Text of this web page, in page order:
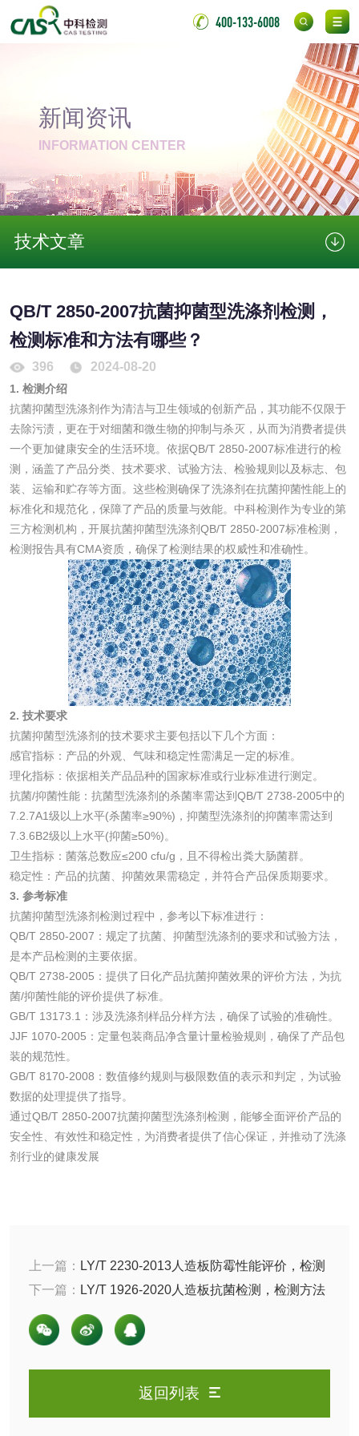
400-133-6008
新闻资讯
INFORMATION CENTER
技术文章
QB/T 2850-2007抗菌抑菌型洗涤剂检测，
检测标准和方法有哪些？
396 2024-08-20
1. 检测介绍
抗菌抑菌型洗涤剂作为清洁与卫生领域的创新产品，其功能不仅限于
去除污渍，更在于对细菌和微生物的抑制与杀灭，从而为消费者提供
一个更加健康安全的生活环境。依据QB/T 2850-2007标准进行的检
测，涵盖了产品分类、技术要求、试验方法、检验规则以及标志、包
装、运输和贮存等方面。这些检测确保了洗涤剂在抗菌抑菌性能上的
标准化和规范化，保障了产品的质量与效能。中科检测作为专业的第
三方检测机构，开展抗菌抑菌型洗涤剂QB/T 2850-2007标准检测，
检测报告具有CMA资质，确保了检测结果的权威性和准确性。
2. 技术要求
抗菌抑菌型洗涤剂的技术要求主要包括以下几个方面：
感官指标：产品的外观、气味和稳定性需满足一定的标准。
理化指标：依据相关产品品种的国家标准或行业标准进行测定。
抗菌/抑菌性能：抗菌型洗涤剂的杀菌率需达到QB/T 2738-2005中的
7.2.7A1级以上水平(杀菌率≥90%)，抑菌型洗涤剂的抑菌率需达到
7.3.6B2级以上水平(抑菌≥50%)。
卫生指标：菌落总数应≤200 cfu/g，且不得检出粪大肠菌群。
稳定性：产品的抗菌、抑菌效果需稳定，并符合产品保质期要求。
3. 参考标准
抗菌抑菌型洗涤剂检测过程中，参考以下标准进行：
QB/T 2850-2007：规定了抗菌、抑菌型洗涤剂的要求和试验方法，
是本产品检测的主要依据。
QB/T 2738-2005：提供了日化产品抗菌抑菌效果的评价方法，为抗
菌/抑菌性能的评价提供了标准。
GB/T 13173.1：涉及洗涤剂样品分样方法，确保了试验的准确性。
JJF 1070-2005：定量包装商品净含量计量检验规则，确保了产品包
装的规范性。
GB/T 8170-2008：数值修约规则与极限数值的表示和判定，为试验
数据的处理提供了指导。
通过QB/T 2850-2007抗菌抑菌型洗涤剂检测，能够全面评价产品的
安全性、有效性和稳定性，为消费者提供了信心保证，并推动了洗涤
剂行业的健康发展
上一篇： LY/T 2230-2013人造板防霉性能评价，检测
标准和方法有哪些？
下一篇： LY/T 1926-2020人造板抗菌检测，检测方法
和评价有哪些？
返回列表
阻燃型氯丁胶检测 耐高温型氯丁胶检
BOPP压敏胶粘带检
测
室温固化（硫化）
氟硅密封胶检测
金属材料质量检测 金属硬度测试
伸缩警棍检测
脱硫石膏检测 镀膜抗菌玻璃检测
光触媒检测
消毒产品
成分分析配方研发 驱蚊检测
防霉检测 霉菌污染分析
消毒产品备案 防螨除螨检测
化妆品
化妆品毒理试验
化妆品眼刺激试验 化妆品皮肤刺激试
化妆品急性经口毒
化妆品皮肤变态反
皮肤光变态反应试
日化产品
花露水检测 蚊香液检测
水处理剂
水处理药剂检测